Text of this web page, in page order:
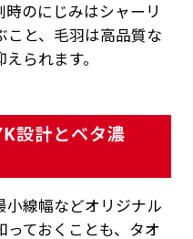
のにじみはシャーリ
こと、毛羽は高品質な
られます。
設計とベタ濃
小線幅などオリジナル
ておくことも、タオ